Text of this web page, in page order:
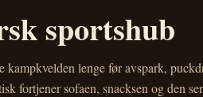
sportshub
kampkvelden lenge før avspark,
fortjener sofaen, snacksen og den